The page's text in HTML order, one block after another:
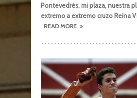
Pontevedrés, mi plaza, nuestra
extremo a extremo cruzo Reina
READ MORE